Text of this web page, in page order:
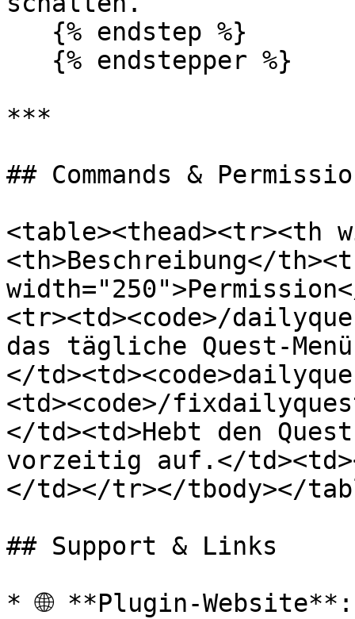
***
## Commands &
<table><thead><tr><th
<th>Beschreibung</
<tr><td><code>/
das tägliche Quest-
</
<td><code>/
</td><td>Hebt den
vorzeitig auf.</
</td></tr></tbody></
## Support & Links
* 🌐 **Plugin-